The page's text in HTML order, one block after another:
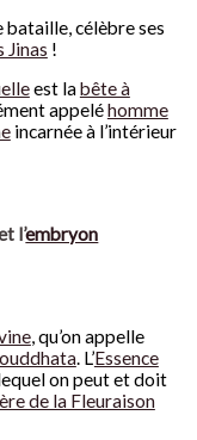
célèbre ses
Jinas !
est labête à
appeléhomme
incarnée à l’intérieur
l’embryon
, qu’on appelle
. L’Essence
on peut et doit
de la Fleuraison